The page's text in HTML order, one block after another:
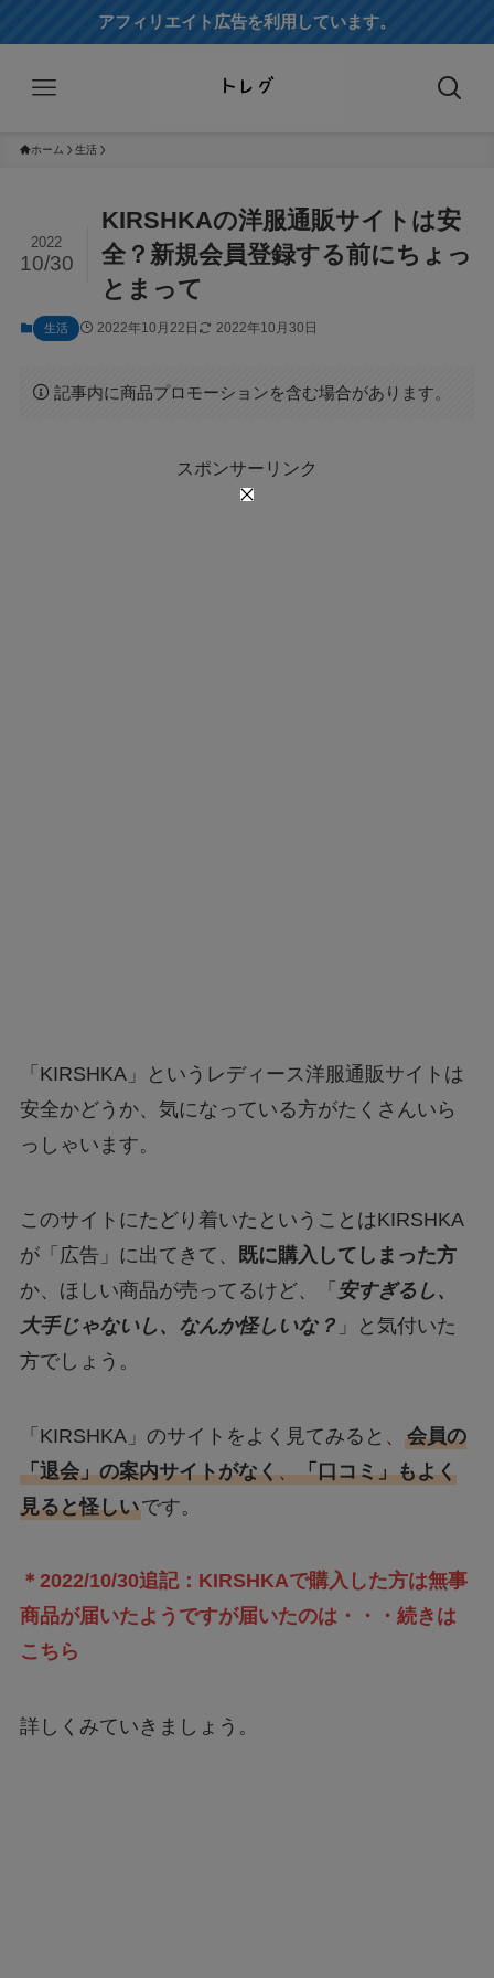
アフィリエイト広告を利用しています。
ホーム 生活
KIRSHKAの洋服通販サイトは安
全？新規会員登録する前にちょっ
とまって
2022
10/30
生活 2022年10月22日 2022年10月30日
記事内に商品プロモーションを含む場合があります。
スポンサーリンク
「KIRSHKA」というレディース洋服通販サイトは
安全かどうか、気になっている方がたくさんいら
っしゃいます。
このサイトにたどり着いたということはKIRSHKA
が「広告」に出てきて、
既に購入してしまった方
か、ほしい商品が売ってるけど、「 安すぎるし、
大手じゃないし、なんか怪しいな？ 」と気付いた
方でしょう。
「KIRSHKA」のサイトをよく見てみると、 会員の
「退会」の案内サイトがなく、「口コミ」もよく
見ると怪しいです。
＊2022/10/30追記：KIRSHKAで購入した方は無事
商品が届いたようですが届いたのは・・・続きは
こちら
詳しくみていきましょう。